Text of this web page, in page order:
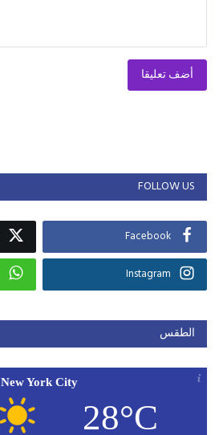
أضف تعليقا
FOLLOW US
Facebook
Instagram
الطقس
New York City
28°C